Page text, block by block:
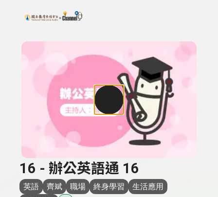
上方功能區塊
搜尋關鍵字：可輸入節目名稱、主持人或關鍵字
16 - 辦公英語通 16
英語 齊斌 職場 終身學習
生活應用